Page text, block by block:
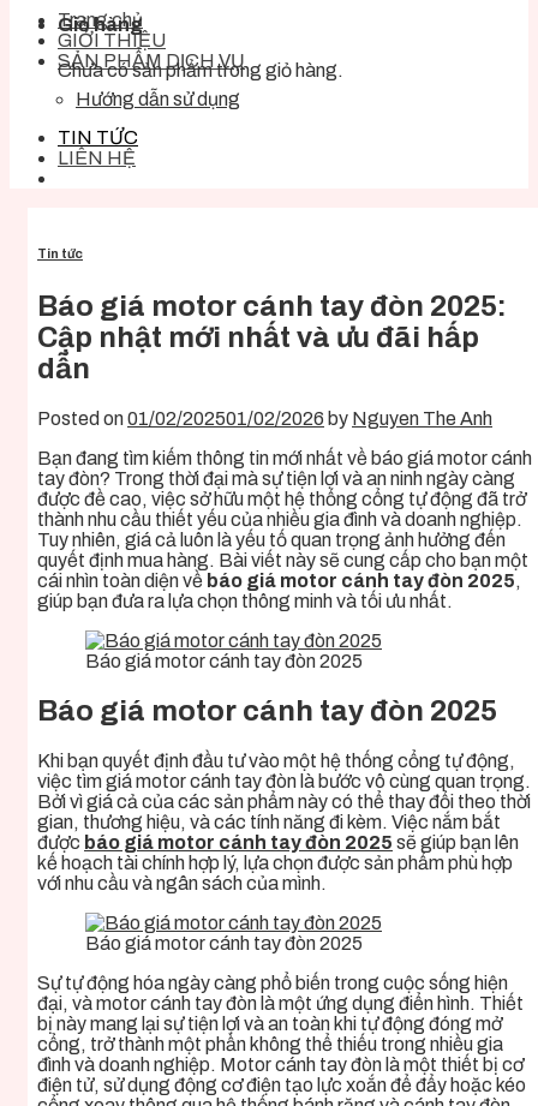
Giỏ hàng
Chưa có sản phẩm trong giỏ hàng.
Trang chủ
GIỚI THIỆU
SẢN PHẨM DỊCH VỤ
Hướng dẫn sử dụng
TIN TỨC
LIÊN HỆ
Tin tức
Báo giá motor cánh tay đòn 2025:
Cập nhật mới nhất và ưu đãi hấp
dẫn
Posted on01/02/202501/02/2026 by Nguyen The Anh
Bạn đang tìm kiếm thông tin mới nhất về báo giá motor cánh
tay đòn? Trong thời đại mà sự tiện lợi và an ninh ngày càng
được đề cao, việc sở hữu một hệ thống cổng tự động đã trở
thành nhu cầu thiết yếu của nhiều gia đình và doanh nghiệp.
Tuy nhiên, giá cả luôn là yếu tố quan trọng ảnh hưởng đến
quyết định mua hàng. Bài viết này sẽ cung cấp cho bạn một
cái nhìn toàn diện về báo giá motor cánh tay đòn 2025,
giúp bạn đưa ra lựa chọn thông minh và tối ưu nhất.
Báo giá motor cánh tay đòn 2025
Báo giá motor cánh tay đòn 2025
Khi bạn quyết định đầu tư vào một hệ thống cổng tự động,
việc tìm giá motor cánh tay đòn là bước vô cùng quan trọng.
Bởi vì giá cả của các sản phẩm này có thể thay đổi theo thời
gian, thương hiệu, và các tính năng đi kèm. Việc nắm bắt
được báo giá motor cánh tay đòn 2025 sẽ giúp bạn lên
kế hoạch tài chính hợp lý, lựa chọn được sản phẩm phù hợp
với nhu cầu và ngân sách của mình.
Báo giá motor cánh tay đòn 2025
Sự tự động hóa ngày càng phổ biến trong cuộc sống hiện
đại, và motor cánh tay đòn là một ứng dụng điển hình. Thiết
bị này mang lại sự tiện lợi và an toàn khi tự động đóng mở
cổng, trở thành một phần không thể thiếu trong nhiều gia
đình và doanh nghiệp. Motor cánh tay đòn là một thiết bị cơ
điện tử, sử dụng động cơ điện tạo lực xoắn để đẩy hoặc kéo